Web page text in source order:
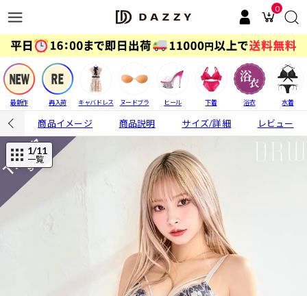
0
最新作 再入荷 キャバドレス ヌードブラ ヒール 下着 浴衣 水着
商品イメージ 商品説明 サイズ/詳細 レビュー
1/11
一覧